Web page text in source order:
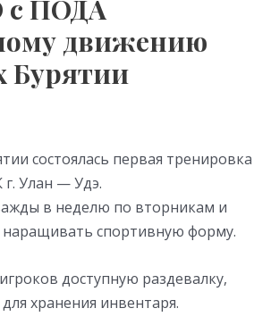
с ПОДА
движению
Бурятии
состоялась первая тренировка
Улан — Удэ.
в неделю по вторникам и
наращивать спортивную форму.
доступную раздевалку,
хранения инвентаря.